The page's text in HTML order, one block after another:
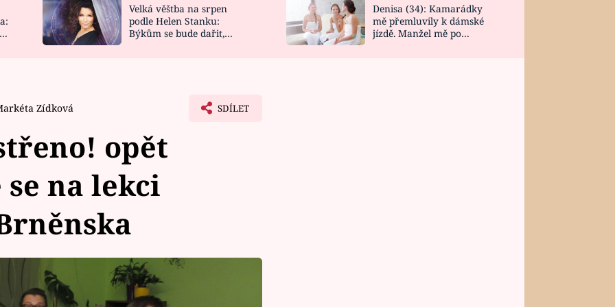
NOVINKY
VIDEORECEPTY
DESIGN
Velká věštba na srpen
podle Helen Stanku:
Býkům se bude dařit,
Denisa (34): Kamarádky
mě přemluvily k dámské
jízdě. Manžel mě po
Zídková SDÍLET
opět
na lekci